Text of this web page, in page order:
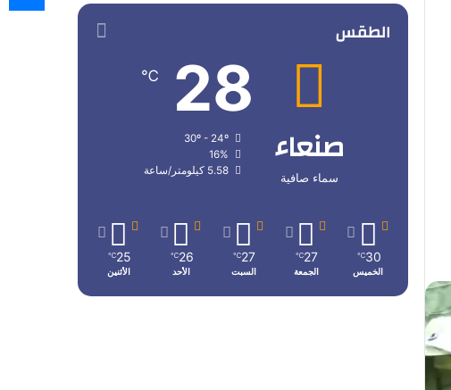
الطقس
صنعاء
سماء صافية
28
℃
30º - 24º
16%
5.58 كيلومتر/ساعة
30
℃
الخميس
27
℃
الجمعة
27
℃
السبت
26
℃
الأحد
25
℃
الأثنين